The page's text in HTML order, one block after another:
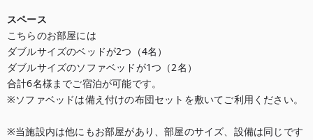
スペース
こちらのお部屋には
ダブルサイズのベッドが2つ（4名）
ダブルサイズのソファベッドが1つ（2名）
合計6名様までご宿泊が可能です。
※ソファベッドは備え付けの布団セットを敷いてご利用ください。
※当施設内は他にもお部屋があり、部屋のサイズ、設備は同じです